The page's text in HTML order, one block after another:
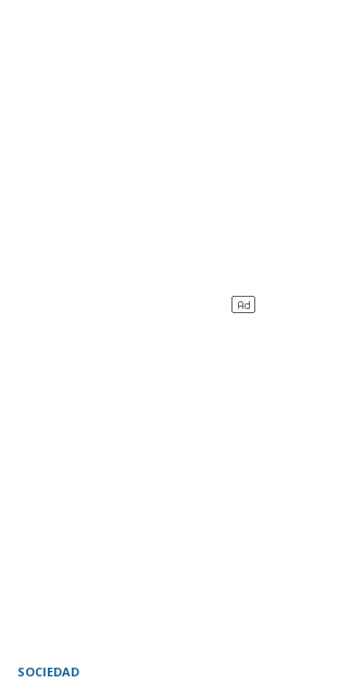
SOCIEDAD